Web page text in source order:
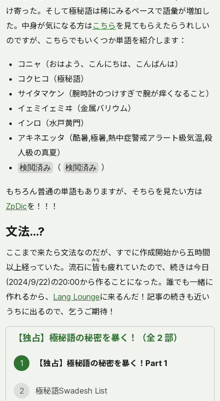
け寄った。そして極秘語は稀にみるペースで語彙が増加し
た。中身が気になる方は こちらを見てもらえたらうれしい
のですが、こちらでもいくつか単語を紹介します：
コニャ（おはよう、こんにちは、こんばんは）
コクヒコ（極秘語）
サイタマケン（腕時計のつけすぎで腕が痒くなること）
イェミイェミヰ（金属バリウム）
インロ（水戸黄門）
アキネエッタ（酷暑,極暑,熱中症警戒アラート級気温,殺
人級の真夏）
検閲済み （ 検閲済み ）
もちろん普通の単語もありますが、そちらを見たい方は
ZpDicを！！！
文法…?
ここまで来たら文法なのだが、すでに作成開始から五時間
以上経っていた。流石に皆
みな
も疲れていたので、続きは今日
(2024/9/22)の20:00から作ることになった。誰でも一緒に
作れるから、 Lang Loungeに来るんだ！記事の続きも近い
うちに出るので、乞うご期待！
【独占】極秘語の秘密を暴く！（全 2 部）
1 【独占】極秘語の秘密を暴く！Part 1
2 極秘語Swadesh List